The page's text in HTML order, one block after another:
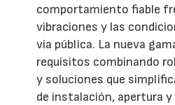
comportamiento fiable
vibraciones y las
vía pública. La nueva
requisitos combinando
y soluciones que
de instalación, apertura